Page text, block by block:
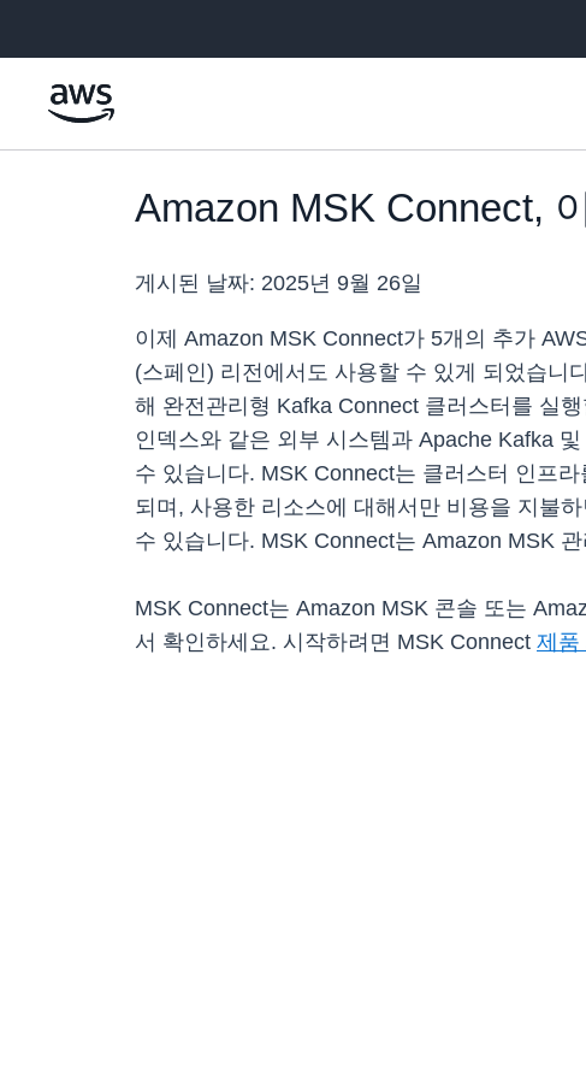
Amazon MSK Connect,
게시된 날짜: 2025년 9월 26일
이제 Amazon MSK Connect가 5개의 추가
(스페인) 리전에서도 사용할 수 있게 되었습니
해 완전관리형 Kafka Connect 클러스터를 실
인덱스와 같은 외부 시스템과 Apache Kafka
수 있습니다. MSK Connect는 클러스터 인프
되며, 사용한 리소스에 대해서만 비용을 지불
수 있습니다. MSK Connect는 Amazon MSK
MSK Connect는 Amazon MSK 콘솔 또는
서 확인하세요. 시작하려면 MSK Connect 제품